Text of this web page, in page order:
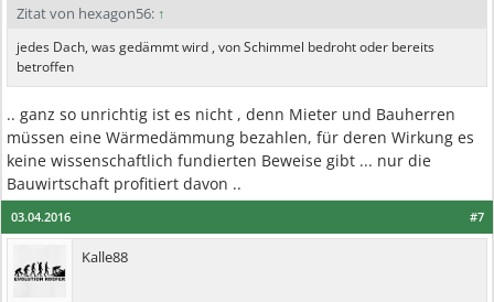
Zitat von hexagon56: ↑
jedes Dach, was gedämmt wird , von Schimmel bedroht oder bereits
betroffen
.. ganz so unrichtig ist es nicht , denn Mieter und Bauherren
müssen eine Wärmedämmung bezahlen, für deren Wirkung es
keine wissenschaftlich fundierten Beweise gibt ... nur die
Bauwirtschaft profitiert davon ..
#7
03.04.2016
Kalle88